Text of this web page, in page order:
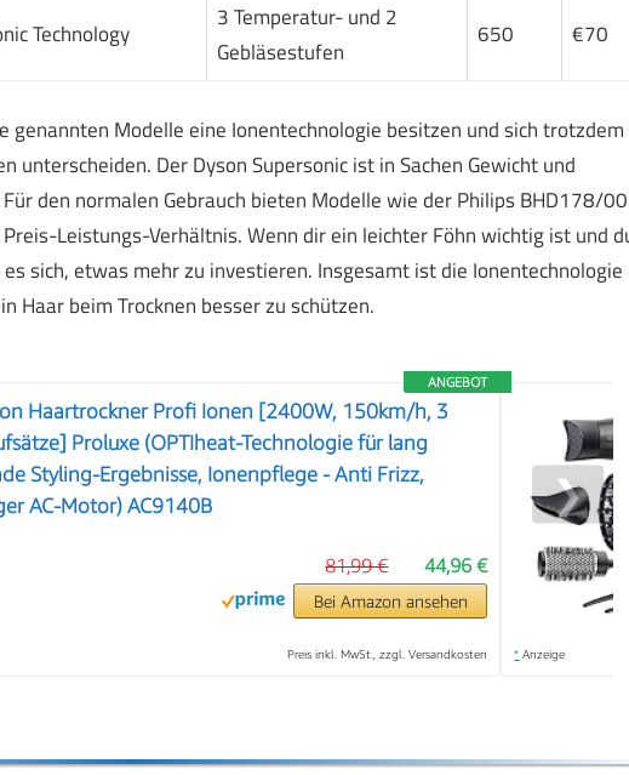
Technology
3 Temperatur- und 2
Gebläsestufen
650 €70
genannten Modelle eine Ionentechnologie besitzen und sich trotzdem
unterscheiden. Der Dyson Supersonic ist in Sachen Gewicht und
den normalen Gebrauch bieten Modelle wie der Philips BHD178/00
Leistungs-Verhältnis. Wenn dir ein leichter Föhn wichtig ist und
sich, etwas mehr zu investieren. Insgesamt ist die Ionentechnologie
Haar beim Trocknen besser zu schützen.
ANGEBOT
Haartrockner Profi Ionen [2400W, 150km/h, 3
Proluxe (OPTIheat-Technologie für lang
Styling-Ergebnisse, Ionenpflege - Anti Frizz,
AC-Motor) AC9140B
44,96 €
81,99 €
Bei Amazon ansehen
Preis inkl. MwSt., zzgl. Versandkosten * Anzeige
❯